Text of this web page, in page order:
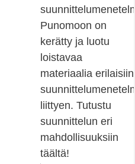
Punomoon on
kerätty ja luotu
loistavaa
materiaalia erilaisiin
liittyen. Tutustu
suunnittelun eri
mahdollisuuksiin
täältä!